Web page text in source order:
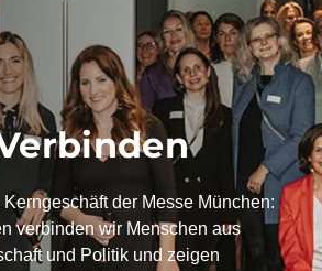
der Messe München:
verbinden wir Menschen aus
und Politik und zeigen